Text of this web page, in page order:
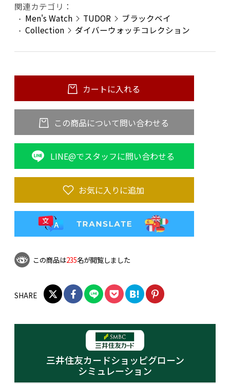
関連カテゴリ：
Men's Watch
TUDOR
ブラックベイ
Collection
ダイバーウォッチコレクション
カートに入れる
この商品について問い合わせる
LINE@でスタッフに問い合わせる
お気に入りに追加
この商品は235名が閲覧しました
SHARE
三井住友カードショッピグローン
シミュレーション